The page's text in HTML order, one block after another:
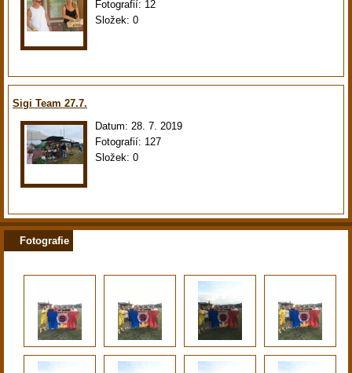
Fotografií: 12
Složek: 0
Sigi Team 27.7.
Datum: 28. 7. 2019
Fotografií: 127
Složek: 0
Fotografie